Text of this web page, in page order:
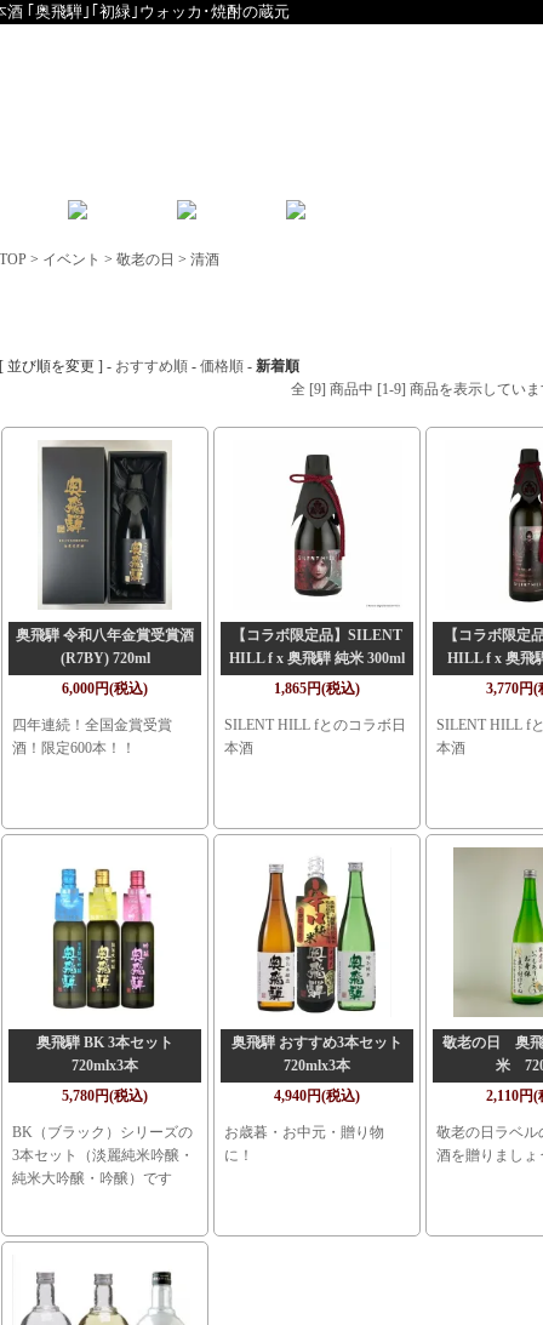
奥飛騨｣｢初緑｣ウォッカ･焼酎の蔵元
TOP > イベント > 敬老の日 > 清酒
[ 並び順を変更 ] - おすすめ順 - 価格順 - 新着順
全 [9] 商品中 [1-9] 商品を表示してい
奥飛騨 令和八年金賞受賞酒
(R7BY) 720ml
6,000円(税込)
四年連続！全国金賞受賞
酒！限定600本！！
【コラボ限定品】SILENT
HILL f x 奥飛騨 純米 300ml
1,865円(税込)
SILENT HILL fとのコラボ日
本酒
【コラボ限定
HILL f x 奥飛
3,770円(
SILENT HILL f
本酒
奥飛騨 BK 3本セット
720mlx3本
5,780円(税込)
BK（ブラック）シリーズの
3本セット（淡麗純米吟醸・
純米大吟醸・吟醸）です
奥飛騨 おすすめ3本セット
720mlx3本
4,940円(税込)
お歳暮・お中元・贈り物
に！
敬老の日 奥
米
2,110円(
敬老の日ラベル
酒を贈りましょ